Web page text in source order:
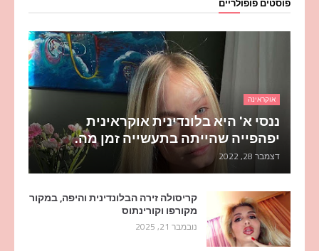
אוקראינה
ננסי א' היא בלונדינית אוקראינית
יפהפייה שהייתה בתעשייה זמן מה.
דצמבר 28, 2022
קריסולה זירה הבלונדינית והיפה, במקור
מקורפו וקורינתוס
נובמבר 21, 2025